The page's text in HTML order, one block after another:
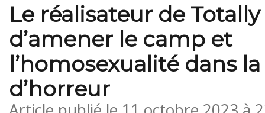
Le réalisateur de
d’amener le camp et
l’homosexualité dans
d’horreur